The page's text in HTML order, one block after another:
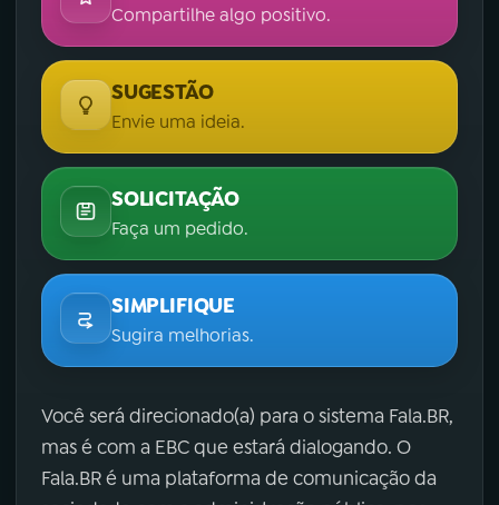
Compartilhe algo positivo.
SUGESTÃO
Envie uma ideia.
SOLICITAÇÃO
Faça um pedido.
SIMPLIFIQUE
Sugira melhorias.
Você será direcionado(a) para o sistema Fala.BR,
mas é com a EBC que estará dialogando. O
Fala.BR é uma plataforma de comunicação da